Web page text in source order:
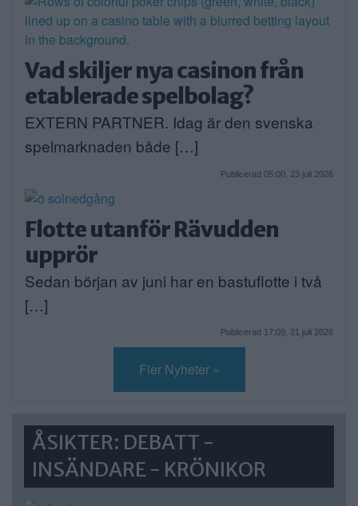
Vad skiljer nya casinon från
etablerade spelbolag?
EXTERN PARTNER. Idag är den svenska
spelmarknaden både […]
Publicerad 05:00, 23 juli 2026
Flotte utanför Rävudden
upprör
Sedan början av juni har en bastuflotte i två
[…]
Publicerad 17:09, 21 juli 2026
Fler Nyheter »
ÅSIKTER: DEBATT -
INSÄNDARE - KRÖNIKOR